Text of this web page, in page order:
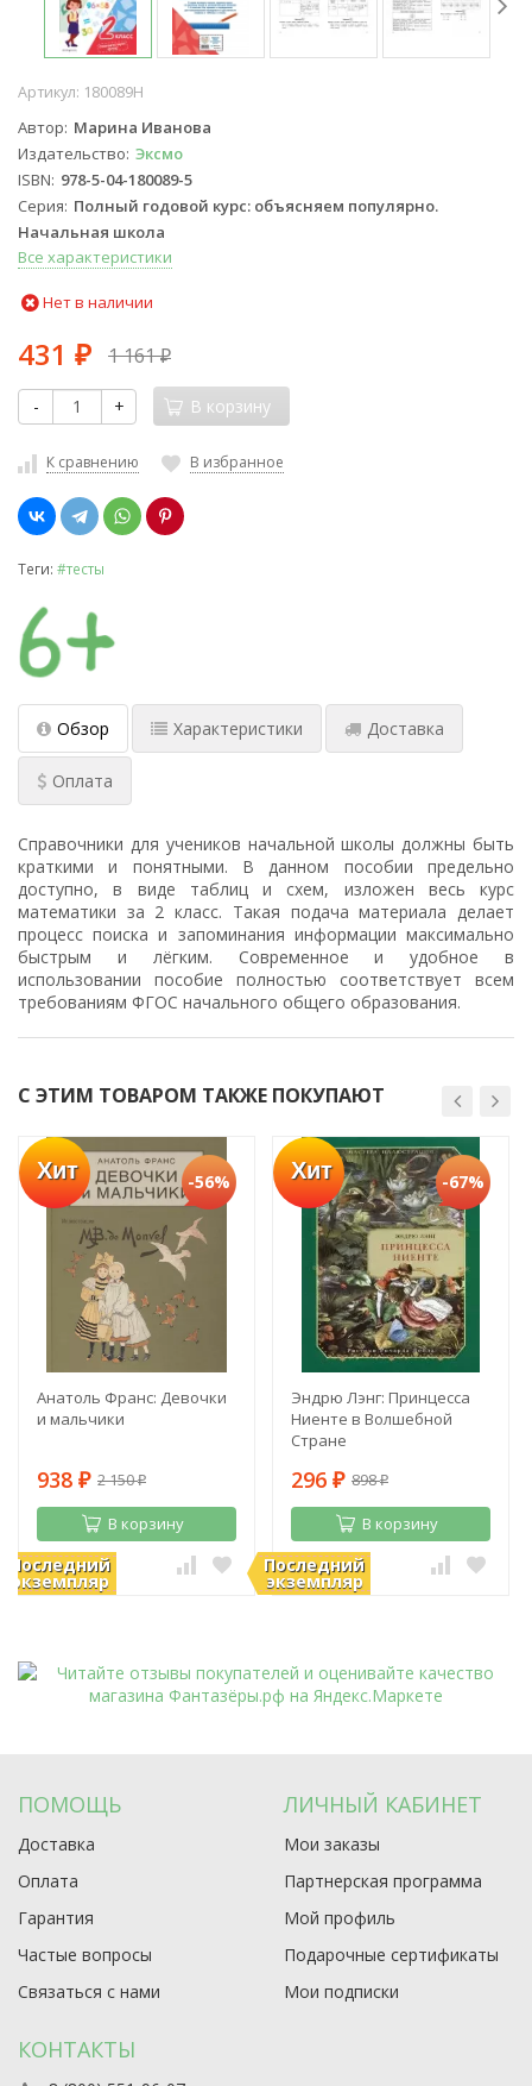
Артикул: 180089H
Автор Марина Иванова
Издательство Эксмо
ISBN 978-5-04-180089-5
Серия Полный годовой курс: объясняем популярно.
Начальная школа
Все характеристики
Нет в наличии
431 ₽ 1 161₽
- + В корзину
К сравнению В избранное
Теги: #тесты
Обзор Характеристики Доставка
Оплата
Справочники для учеников начальной школы должны быть
краткими и понятными. В данном пособии предельно
доступно, в виде таблиц и схем, изложен весь курс
математики за 2 класс. Такая подача материала делает
процесс поиска и запоминания информации максимально
быстрым и лёгким. Современное и удобное в
использовании пособие полностью соответствует всем
требованиям ФГОС начального общего образования.
С ЭТИМ ТОВАРОМ ТАКЖЕ ПОКУПАЮТ
Хит
Последний
экземпляр
-56%
Анатоль Франс: Девочки
и мальчики
938 ₽ 2 150₽
В корзину
В наличии
Хит
Последний
экземпляр
-67%
Эндрю Лэнг: Принцесса
Ниенте в Волшебной
Стране
296 ₽ 898₽
В корзину
В наличии
ПОМОЩЬ
Доставка
Оплата
Гарантия
Частые вопросы
Связаться с нами
ЛИЧНЫЙ КАБИНЕТ
Мои заказы
Партнерская программа
Мой профиль
Подарочные сертификаты
Мои подписки
КОНТАКТЫ